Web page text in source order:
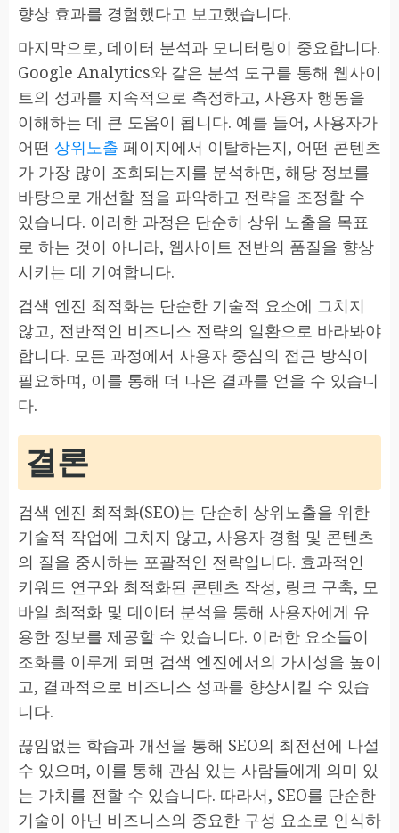
향상 효과를 경험했다고 보고했습니다.
마지막으로, 데이터 분석과 모니터링이 중요합니다.
Google Analytics와 같은 분석 도구를 통해 웹사이
트의 성과를 지속적으로 측정하고, 사용자 행동을
이해하는 데 큰 도움이 됩니다. 예를 들어, 사용자가
어떤 상위노출 페이지에서 이탈하는지, 어떤 콘텐츠
가 가장 많이 조회되는지를 분석하면, 해당 정보를
바탕으로 개선할 점을 파악하고 전략을 조정할 수
있습니다. 이러한 과정은 단순히 상위 노출을 목표
로 하는 것이 아니라, 웹사이트 전반의 품질을 향상
시키는 데 기여합니다.
검색 엔진 최적화는 단순한 기술적 요소에 그치지
않고, 전반적인 비즈니스 전략의 일환으로 바라봐야
합니다. 모든 과정에서 사용자 중심의 접근 방식이
필요하며, 이를 통해 더 나은 결과를 얻을 수 있습니
다.
결론
검색 엔진 최적화(SEO)는 단순히 상위노출을 위한
기술적 작업에 그치지 않고, 사용자 경험 및 콘텐츠
의 질을 중시하는 포괄적인 전략입니다. 효과적인
키워드 연구와 최적화된 콘텐츠 작성, 링크 구축, 모
바일 최적화 및 데이터 분석을 통해 사용자에게 유
용한 정보를 제공할 수 있습니다. 이러한 요소들이
조화를 이루게 되면 검색 엔진에서의 가시성을 높이
고, 결과적으로 비즈니스 성과를 향상시킬 수 있습
니다.
끊임없는 학습과 개선을 통해 SEO의 최전선에 나설
수 있으며, 이를 통해 관심 있는 사람들에게 의미 있
는 가치를 전할 수 있습니다. 따라서, SEO를 단순한
기술이 아닌 비즈니스의 중요한 구성 요소로 인식하